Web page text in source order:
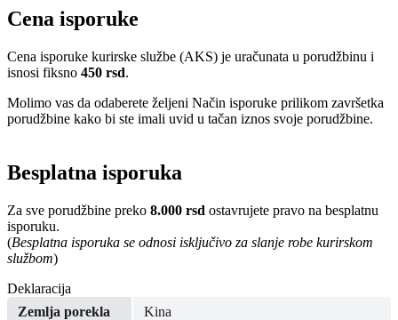
Cena isporuke
Cena isporuke kurirske službe (AKS) je uračunata u porudžbinu i
isnosi fiksno 450 rsd.
Molimo vas da odaberete željeni Način isporuke prilikom završetka
porudžbine kako bi ste imali uvid u tačan iznos svoje porudžbine.
Besplatna isporuka
Za sve porudžbine preko 8.000 rsd ostavrujete pravo na besplatnu
isporuku.
(Besplatna isporuka se odnosi isključivo za slanje robe kurirskom
službom)
Deklaracija
Zemlja porekla
Kina